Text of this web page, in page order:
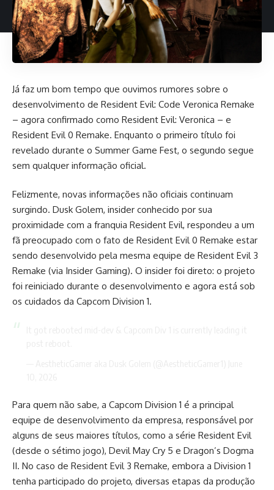
Já faz um bom tempo que ouvimos rumores sobre o
desenvolvimento de Resident Evil: Code Veronica Remake
– agora confirmado como Resident Evil: Veronica – e
Resident Evil 0 Remake. Enquanto o primeiro título foi
revelado durante o Summer Game Fest, o segundo segue
sem qualquer informação oficial.
Felizmente, novas informações não oficiais continuam
surgindo. Dusk Golem, insider conhecido por sua
proximidade com a franquia Resident Evil, respondeu a um
fã preocupado com o fato de Resident Evil 0 Remake estar
sendo desenvolvido pela mesma equipe de Resident Evil 3
Remake (via Insider Gaming). O insider foi direto: o projeto
foi reiniciado durante o desenvolvimento e agora está sob
os cuidados da Capcom Division 1.
Para quem não sabe, a Capcom Division 1 é a principal
equipe de desenvolvimento da empresa, responsável por
alguns de seus maiores títulos, como a série Resident Evil
(desde o sétimo jogo), Devil May Cry 5 e Dragon’s Dogma
II. No caso de Resident Evil 3 Remake, embora a Division 1
tenha participado do projeto, diversas etapas da produção